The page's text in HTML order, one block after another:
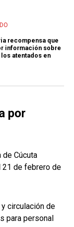
recompensa que
información sobre
atentados en
por
de Cúcuta
21 de febrero de
circulación de
para personal